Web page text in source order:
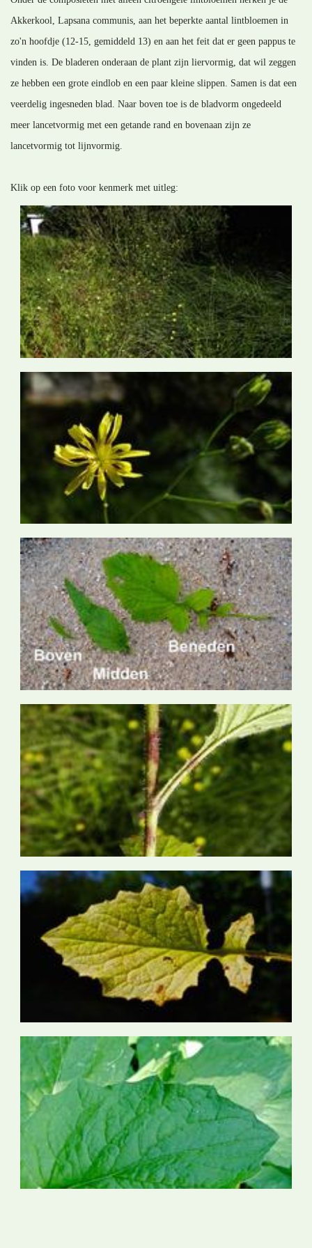
Akkerkool, Lapsana communis, aan het beperkte aantal lintbloemen in
zo'n hoofdje (12-15, gemiddeld 13) en aan het feit dat er geen pappus te
vinden is. De bladeren onderaan de plant zijn liervormig, dat wil zeggen
ze hebben een grote eindlob en een paar kleine slippen. Samen is dat een
veerdelig ingesneden blad. Naar boven toe is de bladvorm ongedeeld
meer lancetvormig met een getande rand en bovenaan zijn ze
lancetvormig tot lijnvormig.
Klik op een foto voor kenmerk met uitleg: